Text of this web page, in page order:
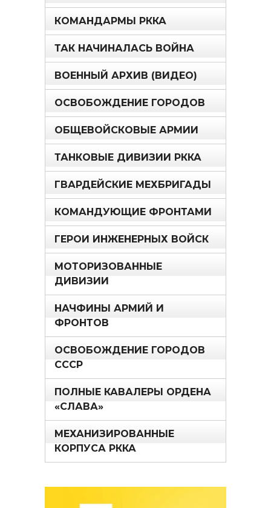
КОМАНДАРМЫ РККА
ТАК НАЧИНАЛАСЬ ВОЙНА
ВОЕННЫЙ АРХИВ (ВИДЕО)
ОСВОБОЖДЕНИЕ ГОРОДОВ
ОБЩЕВОЙСКОВЫЕ АРМИИ
ТАНКОВЫЕ ДИВИЗИИ РККА
ГВАРДЕЙСКИЕ МЕХБРИГАДЫ
КОМАНДУЮЩИЕ ФРОНТАМИ
ГЕРОИ ИНЖЕНЕРНЫХ ВОЙСК
МОТОРИЗОВАННЫЕ
ДИВИЗИИ
НАЧФИНЫ АРМИЙ И
ФРОНТОВ
ОСВОБОЖДЕНИЕ ГОРОДОВ
СССР
ПОЛНЫЕ КАВАЛЕРЫ ОРДЕНА
«СЛАВА»
МЕХАНИЗИРОВАННЫЕ
КОРПУСА РККА